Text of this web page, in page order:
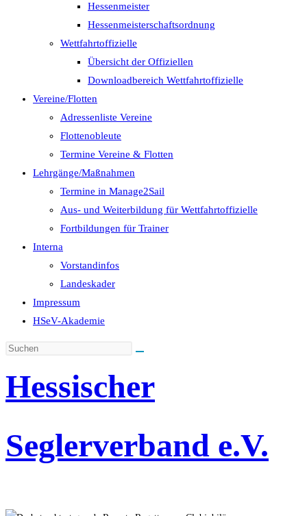
Hessenmeister
Hessenmeisterschaftsordnung
Wettfahrtoffizielle
Übersicht der Offiziellen
Downloadbereich Wettfahrtoffizielle
Vereine/Flotten
Adressenliste Vereine
Flottenobleute
Termine Vereine & Flotten
Lehrgänge/Maßnahmen
Termine in Manage2Sail
Aus- und Weiterbildung für Wettfahrtoffizielle
Fortbildungen für Trainer
Interna
Vorstandinfos
Landeskader
Impressum
HSeV-Akademie
Hessischer
Seglerverband e.V.